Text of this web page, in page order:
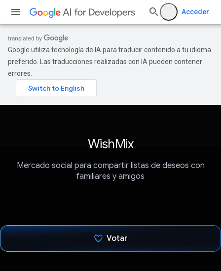
Acceder
Google utiliza tecnología de IA para traducir contenido a tu idioma
preferido. Las traducciones realizadas con IA pueden contener
errores.
WishMix
Mercado social para compartir listas de deseos con
familiares y amigos
Votar